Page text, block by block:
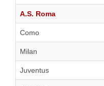
A.S. Roma
Como
Milan
Juventus